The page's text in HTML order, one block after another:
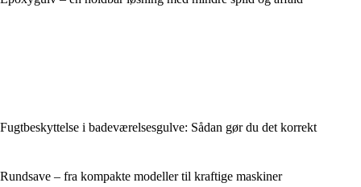
Fugtbeskyttelse i badeværelsesgulve: Sådan gør du det korrekt
Rundsave – fra kompakte modeller til kraftige maskiner